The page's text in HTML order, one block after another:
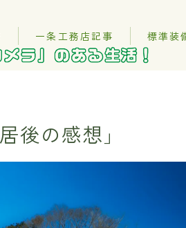
一条工務店記事 標準装
後の感想」